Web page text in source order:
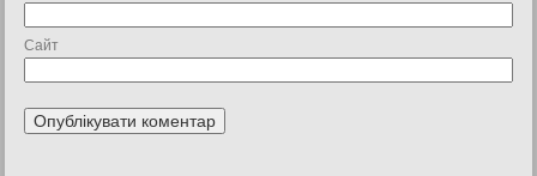
Сайт